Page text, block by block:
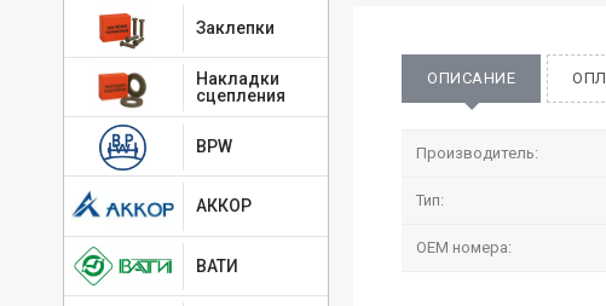
Заклепки
Накладки
сцепления
BPW
АККОР
ВАТИ
ОПИСАНИЕ
Производитель:
Тип:
OEM номера: